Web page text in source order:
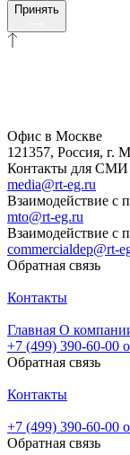
Принять
Офис в Москве
121357, Россия, г.
Контакты для СМИ
media@rt-eg.ru
Взаимодействие с
mto@rt-eg.ru
Взаимодействие с
commercialdep@rt-
Обратная связь
Контакты
Главная О
+7 (499) 390-60-00
Обратная связь
Контакты
+7 (499) 390-60-00
Обратная связь